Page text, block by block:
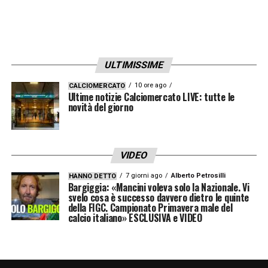
In sintesi, la pista che porta a
viva ma complicata. L’infortunio e la
gestione tattica del giocatore da parte di
nelle prossime settimane. Per il Milan, il
difensore rappresenta un’opportunità per
completare la retroguardia con un profilo
affidabile e già pronto, ma la Juventus
ULTIMISSIME
CALCIOMERCATO 10 ore ago
Ultime notizie Calciomercato LIVE: tutte le
novità del giorno
VIDEO
HANNO DETTO 7 giorni ago Alberto Petrosilli
Bargiggia: «Mancini voleva solo la Nazionale. Vi
svelo cosa è successo davvero dietro le quinte
della FIGC. Campionato Primavera male del
calcio italiano» ESCLUSIVA e VIDEO